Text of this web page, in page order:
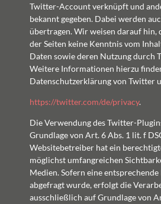
Twitter-Account verknüpft und
bekannt gegeben. Dabei werden
übertragen. Wir weisen darauf hin,
der Seiten keine Kenntnis vom
Daten sowie deren Nutzung durch
Weitere Informationen hierzu
Datenschutzerklärung von Twitter
https://twitter.com/de/privacy.
Die Verwendung des Twitter-
Grundlage von Art. 6 Abs. 1 lit. f
Websitebetreiber hat ein
möglichst umfangreichen
Medien. Sofern eine
abgefragt wurde, erfolgt die
ausschließlich auf Grundlage von